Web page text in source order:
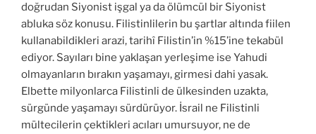
doğrudan Siyonist işgal ya da ölümcül bir Siyonist
abluka söz konusu. Filistinlilerin bu şartlar altında fiilen
kullanabildikleri arazi, tarihî Filistin’in %15’ine tekabül
ediyor. Sayıları bine yaklaşan yerleşime ise Yahudi
olmayanların bırakın yaşamayı, girmesi dahi yasak.
Elbette milyonlarca Filistinli de ülkesinden uzakta,
sürgünde yaşamayı sürdürüyor. İsrail ne Filistinli
mültecilerin çektikleri acıları umursuyor, ne de